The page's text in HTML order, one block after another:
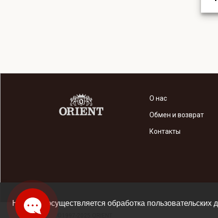
О нас
Обмен и возврат
Контакты
На сайте осуществляется обработка